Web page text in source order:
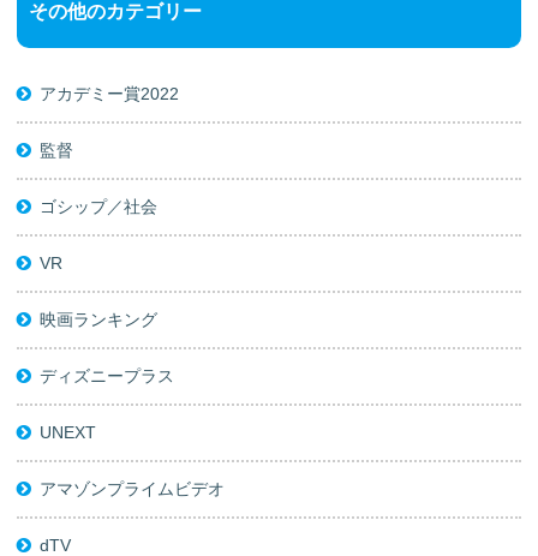
その他のカテゴリー
アカデミー賞2022
監督
ゴシップ／社会
VR
映画ランキング
ディズニープラス
UNEXT
アマゾンプライムビデオ
dTV